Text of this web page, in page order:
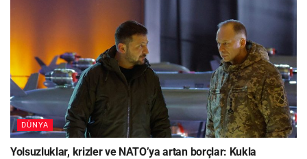
DÜNYA
Yolsuzluklar, krizler ve NATO’ya artan borçlar: Kukla